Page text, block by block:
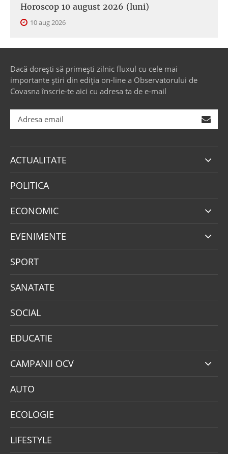
Horoscop 10 august 2026 (luni)
10 aug 2026
Dacă dorești să primești zilnic fluxul cu cele mai
importante știri din ediția on-line a Observatorului de
Covasna înscrie-te aici cu adresa ta de e-mail
ACTUALITATE
POLITICA
ECONOMIC
EVENIMENTE
SPORT
SANATATE
SOCIAL
EDUCATIE
CAMPANII OCV
AUTO
ECOLOGIE
LIFESTYLE